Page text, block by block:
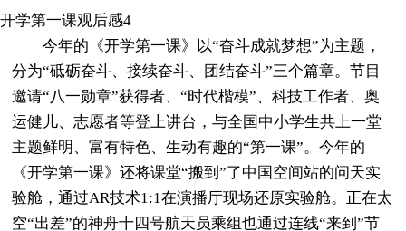
开学第一课观后感4
今年的《开学第一课》以“奋斗成就梦想”为主题，
分为“砥砺奋斗、接续奋斗、团结奋斗”三个篇章。节目
邀请“八一勋章”获得者、“时代楷模”、科技工作者、奥
运健儿、志愿者等登上讲台，与全国中小学生共上一堂
主题鲜明、富有特色、生动有趣的“第一课”。今年的
《开学第一课》还将课堂“搬到”了中国空间站的问天实
验舱，通过AR技术1:1在演播厅现场还原实验舱。正在太
空“出差”的神舟十四号航天员乘组也通过连线“来到”节